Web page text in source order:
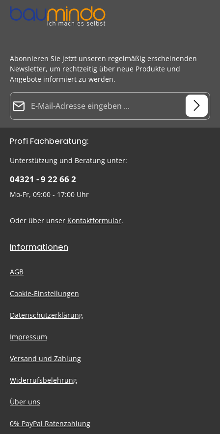
Abonnieren Sie jetzt unseren regelmäßig erscheinenden
Newsletter, um rechtzeitig über neue Produkte und
Angebote informiert zu werden.
E-Mail-Adresse*
Datenschutz
Ich habe dieDatenschutzbestimmungen
einverstanden.
Um weiterzugehen, geben Sie die oben abgebildeten Zeichen
ein*
Die mit einem Stern (*) markierten Felder sind Pflichtfelder.
Profi Fachberatung:
Unterstützung und Beratung unter:
04321 - 9 22 66 2
Mo-Fr, 09:00 - 17:00 Uhr
Oder über unser Kontaktformular.
Informationen
AGB
Cookie-Einstellungen
Datenschutzerklärung
Impressum
Versand und Zahlung
Widerrufsbelehrung
Über uns
0% PayPal Ratenzahlung